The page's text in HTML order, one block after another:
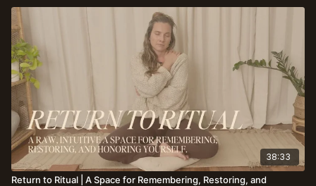
38:33
Return to Ritual | A Space for Remembering, Restoring, and